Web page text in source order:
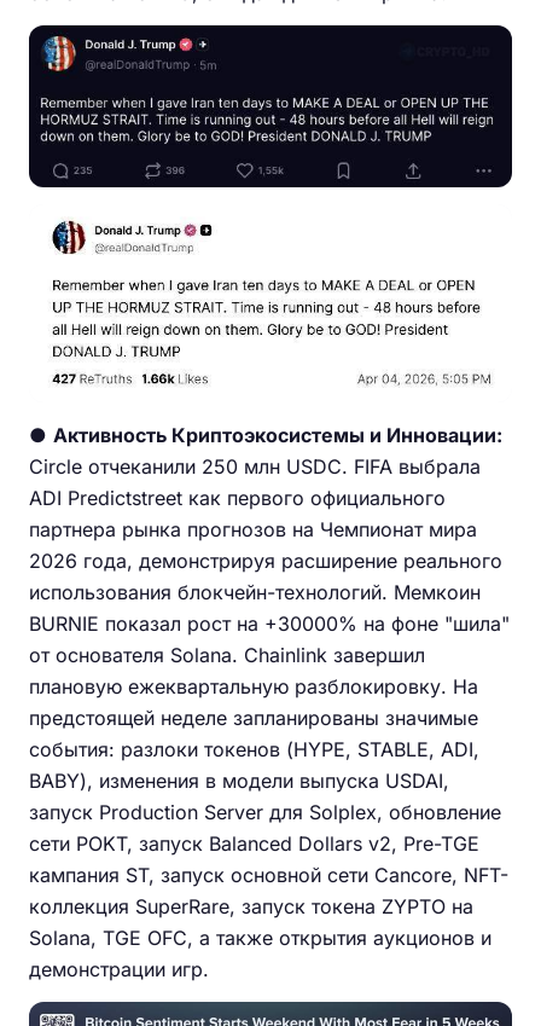
● Активность Криптоэкосистемы и Инновации:
Circle отчеканили 250 млн USDC. FIFA выбрала
ADI Predictstreet как первого официального
партнера рынка прогнозов на Чемпионат мира
2026 года, демонстрируя расширение реального
использования блокчейн-технологий. Мемкоин
BURNIE показал рост на +30000% на фоне "шила"
от основателя Solana. Chainlink завершил
плановую ежеквартальную разблокировку. На
предстоящей неделе запланированы значимые
события: разлоки токенов (HYPE, STABLE, ADI,
BABY), изменения в модели выпуска USDAI,
запуск Production Server для Solplex, обновление
сети POKT, запуск Balanced Dollars v2, Pre-TGE
кампания ST, запуск основной сети Cancore, NFT-
коллекция SuperRare, запуск токена ZYPTO на
Solana, TGE OFC, а также открытия аукционов и
демонстрации игр.